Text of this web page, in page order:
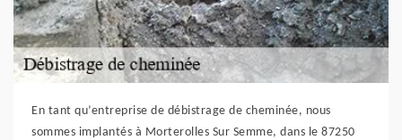
En tant qu’entreprise de débistrage de cheminée, nous
sommes implantés à Morterolles Sur Semme, dans le 87250